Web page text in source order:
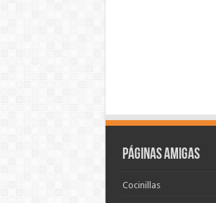
Páginas amigas
Cocinillas